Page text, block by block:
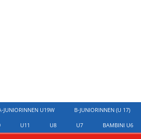
JUNIORINNEN U19W B-JUNIORINNEN (U 17)
U11 U8 U7 BAMBINI U6